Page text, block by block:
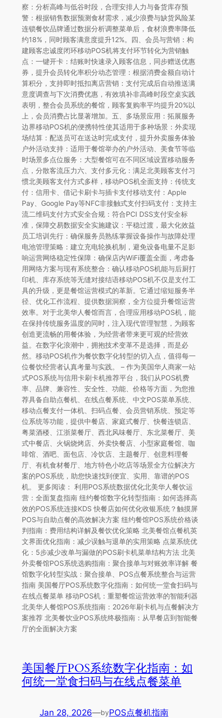
察：分析高峰与低谷时段，合理安排人力与备货库存预
警：根据销售数据预测食材需求，减少浪费与缺货风险某
连锁餐饮品牌通过数据分析调整菜单后，食材浪费率降低
约18%，同时顾客满意度提升12%。四、会员与营销：构
建顾客忠诚度闭环移动POS机将支付环节转化为营销触
点：一键开卡：结账时快速录入顾客信息，同步赠送优惠
券，提升会员转化率积分动态管理：根据消费金额自动计
算积分，支持即时抵扣离店营销：支付完成后自动推送满
意度调查与下次消费优惠，有效填补非高峰时段空桌实践
表明，整合会员系统的餐馆，顾客复购率平均提升20%以
上，会员消费占比显著增加。五、多场景应用：拓展服务
边界移动POS机的便携特性使其适用于多种场景：外卖现
场结算：配送员可在送达时完成支付，提升外卖服务体验
户外活动支持：适用于餐馆举办的户外活动、美食节等临
时场景多点位服务：大型餐馆可在不同区域设置移动服务
点，分散客流压力六、支付多元化：满足北美顾客支付习
惯北美顾客支付方式多样，移动POS机全面支持：传统支
付：信用卡、借记卡刷卡与插卡支付移动支付：Apple
Pay、Google Pay等NFC非接触式支付扫码支付：支持主
流二维码支付方式安全合规：符合PCI DSS支付安全标
准，保障交易数据安全实施建议：平稳过渡，最大化效益
员工培训先行：确保服务员熟练掌握设备操作与故障处理
电池管理策略：建立充电轮换机制，避免设备电量不足影
响运营网络稳定性保障：确保店内WiFi覆盖全面，考虑备
用网络方案与现有系统整合：确认移动POS机能与后厨打
印机、库存系统等无缝对接结语移动POS机不仅是支付工
具的升级，更是餐馆运营模式的革新。它通过缩短服务半
径、优化工作流程、提供数据洞察，全方位提升餐馆运营
效率。对于北美华人餐馆而言，合理应用移动POS机，能
在保持传统服务温度的同时，注入现代管理智慧，为顾客
创造更流畅的用餐体验，为经营者带来更可观的经营效
益。在数字化浪潮中，拥抱技术变革不是选择，而是必
然。移动POS机作为餐饮数字化转型的切入点，值得每一
位餐饮经营者认真考量与实践。 – 作为美国华人商家一站
式POS系统与信用卡刷卡机推荐平台，我们从POS机费
率、品牌、兼容性、安全性、功能、价格等方面，为您推
荐具备自助点餐机、在线点餐系统、中文POS菜单系统、
移动点餐支付一体机、扫码点餐、会员营销系统、预定等
位系统等功能，提供中餐店、家庭式餐厅、快餐连锁店、
粤菜酒楼、江浙菜餐厅、西北风味餐厅、东北菜餐厅、美
式中餐店、火锅烧烤店、外卖快餐店、小型家庭餐馆、咖
啡馆、酒吧、面包店、冷饮店、主题餐厅、创意料理餐
厅、有机食材餐厅、地方特色小吃店等场景全方位解决方
案的POS系统，助您快速找到便宜、实用、靠谱的POS
机。 更多阅读： 利用POS系统数据优化北美华人餐饮运
营：全面复盘指南 纽约餐馆数字化转型指南：如何选择高
效的POS系统连接KDS 快餐店如何优化收银系统？触摸屏
POS与自助点餐的高效解决方案 纽约餐馆POS系统价格谈
判指南：费用结构详解及餐饮优化策略 北美餐馆点餐机英
文界面优化指南：减少误触与退单的实用策略 点菜系统优
化：5步减少改单与漏做的POS刷卡机菜单结构方法 北美
外卖餐馆POS系统选购指南：聚合接单与对账效率详解 餐
馆数字化转型实战：聚合接单、POS点餐系统整合与运营
指南 美国餐厅POS系统数字化指南：如何统一堂食扫码与
在线点餐菜单 移动POS机：重塑餐馆运营效率的智能利器
北美华人餐馆POS系统指南：2026年刷卡机与点餐解决方
案推荐 北美餐饮业POS系统终极指南：从早餐店到智能餐
厅的全面解决方案
美国餐厅POS系统数字化指南：如
何统一堂食扫码与在线点餐菜单
Jan 28, 2026—byPOS点餐机指南